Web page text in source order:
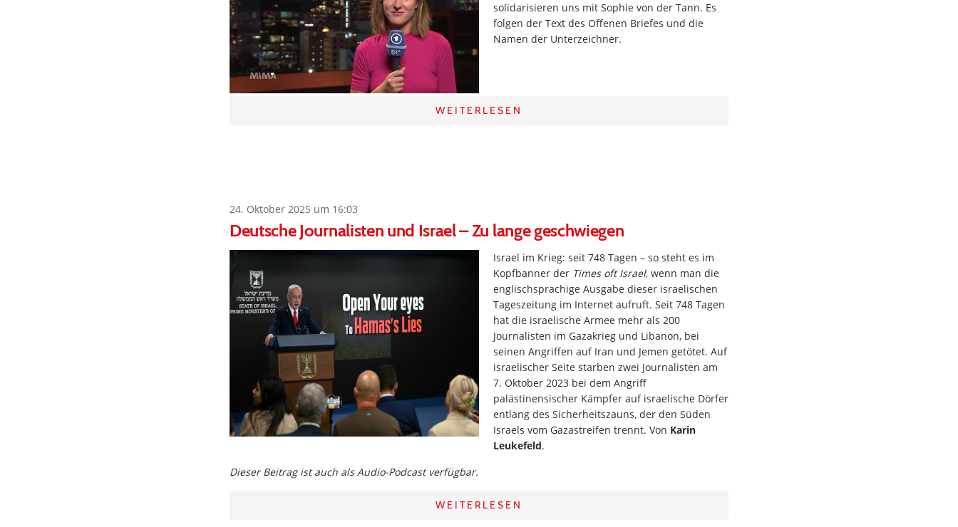
solidarisieren uns mit Sophie von der Tann. Es
folgen der Text des Offenen Briefes und die
Namen der Unterzeichner.
WEITERLESEN
24. Oktober 2025 um 16:03
Deutsche Journalisten und Israel – Zu lange geschwiegen
Israel im Krieg: seit 748 Tagen – so steht es im
Kopfbanner der Times oft Israel, wenn man die
englischsprachige Ausgabe dieser israelischen
Tageszeitung im Internet aufruft. Seit 748 Tagen
hat die israelische Armee mehr als 200
Journalisten im Gazakrieg und Libanon, bei
seinen Angriffen auf Iran und Jemen getötet. Auf
israelischer Seite starben zwei Journalisten am
7. Oktober 2023 bei dem Angriff
palästinensischer Kämpfer auf israelische Dörfer
entlang des Sicherheitszauns, der den Süden
Israels vom Gazastreifen trennt. Von Karin
Leukefeld.
Dieser Beitrag ist auch als Audio-Podcast verfügbar.
WEITERLESEN